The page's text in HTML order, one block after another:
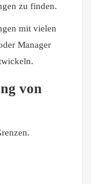
zu finden.
mit vielen
Manager
von